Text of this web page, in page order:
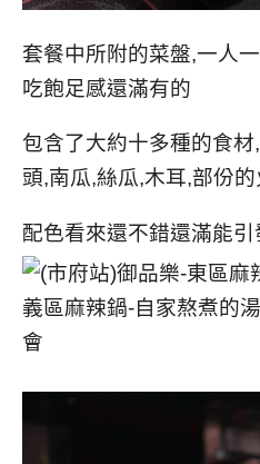
套餐中所附的菜盤,一人
吃飽足感還滿有的
包含了大約十多種的食
頭,南瓜,絲瓜,木耳,部份
配色看來還不錯還滿能引